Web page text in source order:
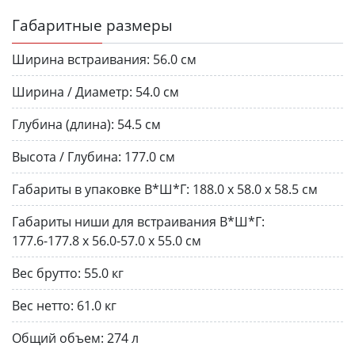
Габаритные размеры
Ширина встраивания: 56.0 см
Ширина / Диаметр: 54.0 см
Глубина (длина): 54.5 см
Высота / Глубина: 177.0 см
Габариты в упаковке В*Ш*Г: 188.0 х 58.0 х 58.5 см
Габариты ниши для встраивания В*Ш*Г:
177.6-177.8 х 56.0-57.0 х 55.0 см
Вес брутто: 55.0 кг
Вес нетто: 61.0 кг
Общий объем: 274 л